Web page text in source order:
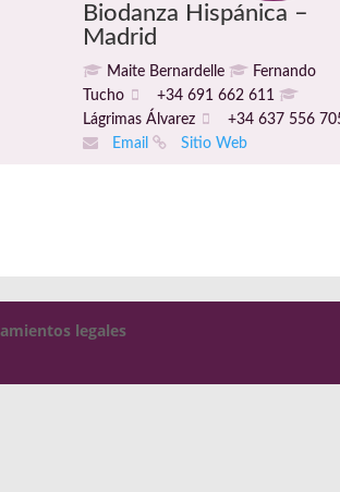
Biodanza Hispánica –
Madrid
Maite Bernardelle
Fernando
Tucho
+34 691 662 611
Lágrimas Álvarez
+34 637 556
Email
Sitio Web
legales